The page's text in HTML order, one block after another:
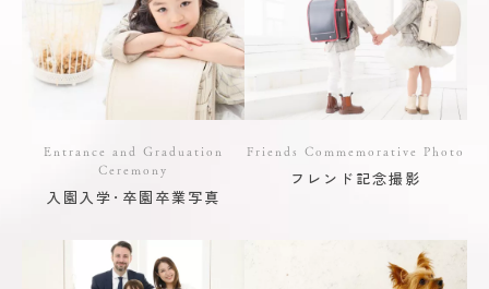
Entrance and Graduation
Ceremony
入園入学･卒園卒業写真
Friends Commemorative Photo
フレンド記念撮影